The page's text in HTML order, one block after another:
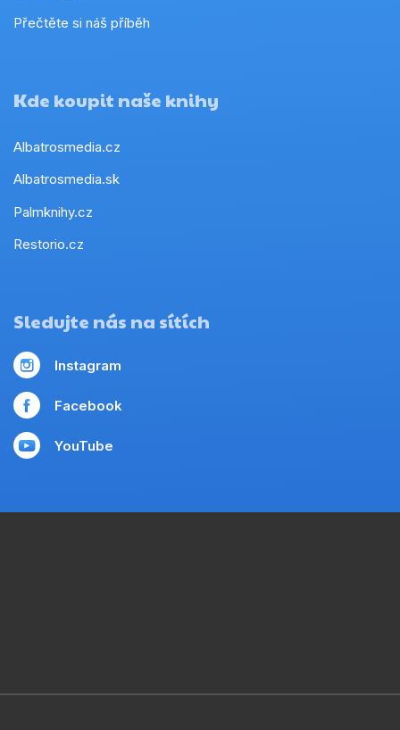
Přečtěte si náš příběh
Kde koupit naše knihy
Albatrosmedia.cz
Albatrosmedia.sk
Palmknihy.cz
Restorio.cz
Sledujte nás na sítích
Instagram
Facebook
YouTube